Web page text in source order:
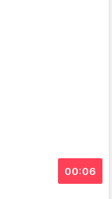
00:06